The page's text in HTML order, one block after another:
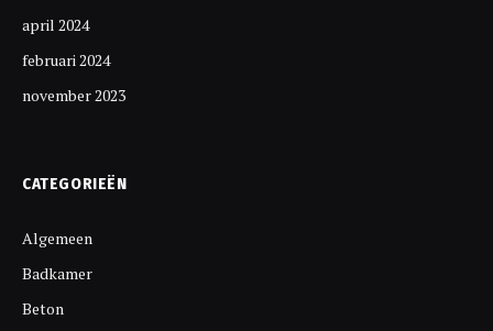
april 2024
februari 2024
november 2023
CATEGORIEËN
Algemeen
Badkamer
Beton